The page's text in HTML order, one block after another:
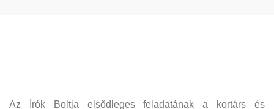
Az Írók Boltja elsődleges feladatának a kortárs és